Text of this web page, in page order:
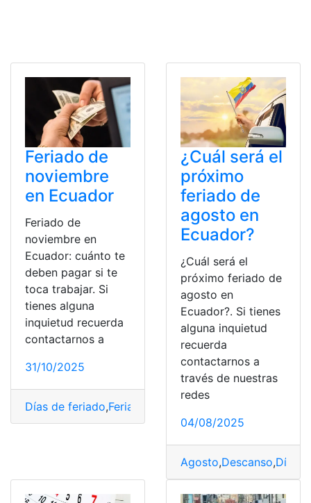
Feriado de
noviembre
en Ecuador
Feriado de
noviembre en
Ecuador: cuánto te
deben pagar si te
toca trabajar. Si
tienes alguna
inquietud recuerda
contactarnos a
31/10/2025
Días de feriado,Feriado
¿Cuál será el
próximo
feriado de
agosto en
Ecuador?
¿Cuál será el
próximo feriado de
agosto en
Ecuador?. Si tienes
alguna inquietud
recuerda
contactarnos a
través de nuestras
redes
04/08/2025
Agosto,Descanso,Días